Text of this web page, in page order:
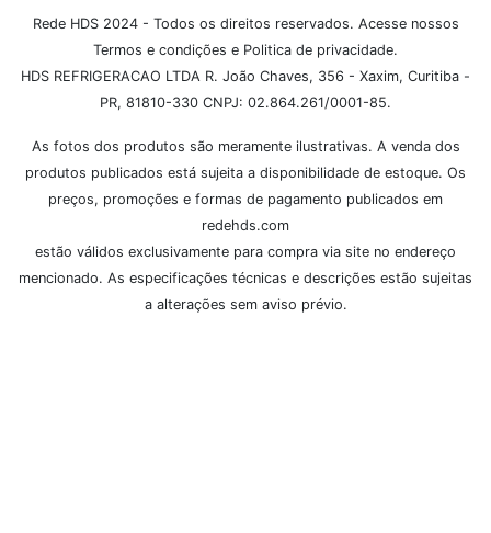
Rede HDS 2024 - Todos os direitos reservados. Acesse nossos
Termos e condições e Politica de privacidade.
HDS REFRIGERACAO LTDA R. João Chaves, 356 - Xaxim, Curitiba -
PR, 81810-330 CNPJ: 02.864.261/0001-85.
As fotos dos produtos são meramente ilustrativas. A venda dos
produtos publicados está sujeita a disponibilidade de estoque. Os
preços, promoções e formas de pagamento publicados em
redehds.com
estão válidos exclusivamente para compra via site no endereço
mencionado. As especificações técnicas e descrições estão sujeitas
a alterações sem aviso prévio.